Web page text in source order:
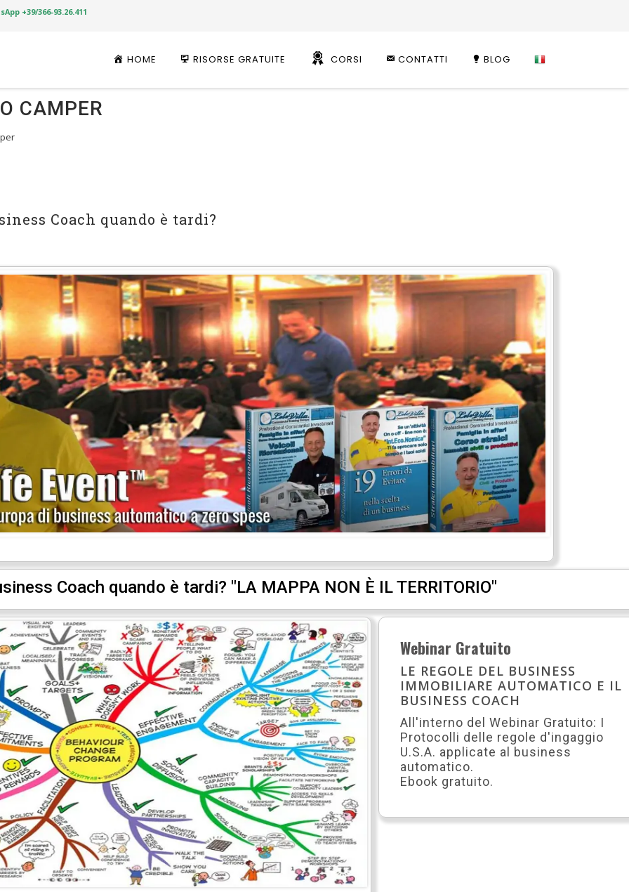
+39/366-93.26.411
HOME RISORSE GRATUITE CORSI CONTATTI BLOG
CAMPER
Coach quando è tardi?
Coach quando è tardi? "LA MAPPA NON È IL TERRITORIO"
Webinar Gratuito
LE REGOLE DEL BUSINESS
IMMOBILIARE AUTOMATICO E IL
BUSINESS COACH
All'interno del Webinar Gratuito: I
Protocolli delle regole d'ingaggio
U.S.A. applicate al business
automatico.
Ebook gratuito.